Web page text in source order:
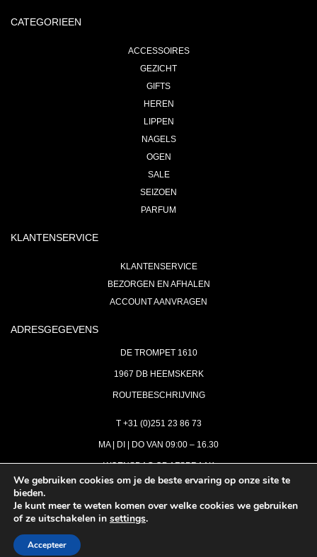
CATEGORIEEN
ACCESSOIRES
GEZICHT
GIFTS
HEREN
LIPPEN
NAGELS
OGEN
SALE
SEIZOEN
PARFUM
KLANTENSERVICE
KLANTENSERVICE
BEZORGEN EN AFHALEN
ACCOUNT AANVRAGEN
ADRESGEGEVENS
DE TROMPET 1610
1967 DB HEEMSKERK
ROUTEBESCHRIJVING
T +31 (0)251 23 86 73
MA | DI | DO VAN 09:00 – 16.30
WOENSDAG OP AFSPRAAK
INFO@ASTH.NL
We gebruiken cookies om je de beste ervaring op onze site te
bieden.
Je kunt meer te weten komen over welke cookies we gebruiken
of ze uitschakelen in settings.
Accepteer